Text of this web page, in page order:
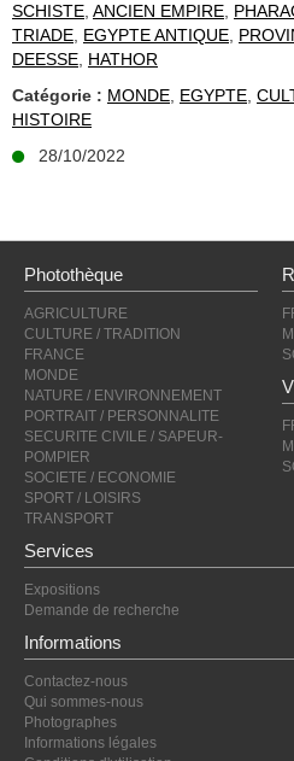
SCHISTE, ANCIEN EMPIRE,
TRIADE, EGYPTE ANTIQUE,
DEESSE, HATHOR
Catégorie : MONDE, EGYPTE,
HISTOIRE
28/10/2022
Photothèque
AGRICULTURE
CULTURE / TRADITION
FRANCE
MONDE
NATURE / ENVIRONNEMENT
PORTRAIT / PERSONNALITE
SECURITE CIVILE / SAPEUR-
POMPIER
SOCIETE / ECONOMIE
SPORT / LOISIRS
TRANSPORT
Services
Expositions
Demande de recherche
Informations
Contactez-nous
Qui sommes-nous
Photographes
Informations légales